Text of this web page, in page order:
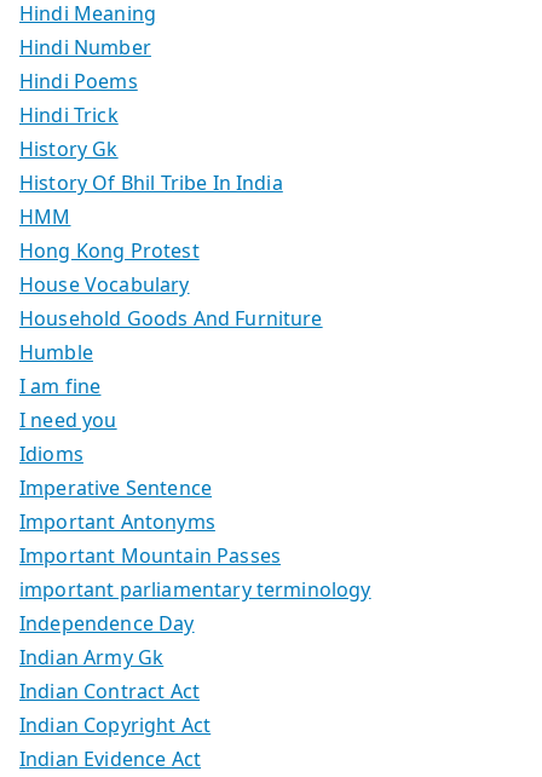
Hindi Meaning
Hindi Number
Hindi Poems
Hindi Trick
History Gk
History Of Bhil Tribe In India
HMM
Hong Kong Protest
House Vocabulary
Household Goods And Furniture
Humble
I am fine
I need you
Idioms
Imperative Sentence
Important Antonyms
Important Mountain Passes
important parliamentary terminology
Independence Day
Indian Army Gk
Indian Contract Act
Indian Copyright Act
Indian Evidence Act